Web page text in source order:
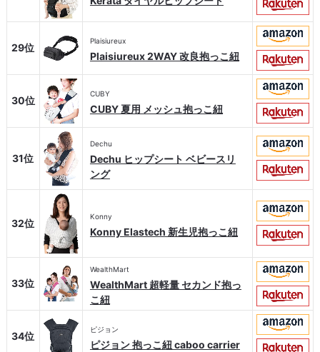
29位
Plaisiureux
Plaisiureux 2WAY 改良抱っこ紐
30位
CUBY
CUBY 夏用 メッシュ抱っこ紐
31位
Dechu
Dechu ヒップシート ベビースリ
ング
32位
Konny
Konny Elastech 新生児抱っこ紐
33位
WealthMart
WealthMart 超軽量 セカンド抱っ
こ紐
34位
ピジョン
ピジョン 抱っこ紐 caboo carrier